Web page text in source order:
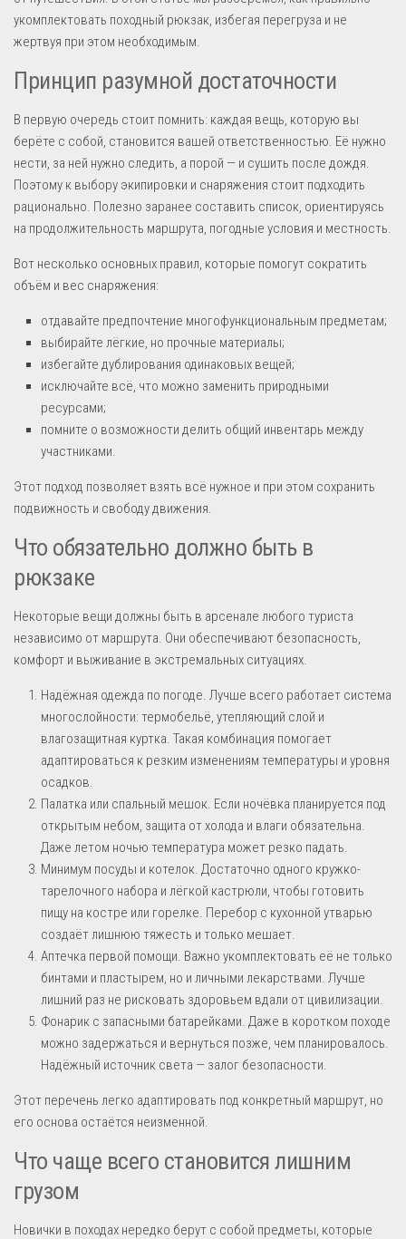
укомплектовать походный рюкзак, избегая перегруза и не
жертвуя при этом необходимым.
Принцип разумной достаточности
В первую очередь стоит помнить: каждая вещь, которую вы
берёте с собой, становится вашей ответственностью. Её нужно
нести, за ней нужно следить, а порой — и сушить после дождя.
Поэтому к выбору экипировки и снаряжения стоит подходить
рационально. Полезно заранее составить список, ориентируясь
на продолжительность маршрута, погодные условия и местность.
Вот несколько основных правил, которые помогут сократить
объём и вес снаряжения:
отдавайте предпочтение многофункциональным предметам;
выбирайте лёгкие, но прочные материалы;
избегайте дублирования одинаковых вещей;
исключайте всё, что можно заменить природными
ресурсами;
помните о возможности делить общий инвентарь между
участниками.
Этот подход позволяет взять всё нужное и при этом сохранить
подвижность и свободу движения.
Что обязательно должно быть в
рюкзаке
Некоторые вещи должны быть в арсенале любого туриста
независимо от маршрута. Они обеспечивают безопасность,
комфорт и выживание в экстремальных ситуациях.
Надёжная одежда по погоде. Лучше всего работает система
многослойности: термобельё, утепляющий слой и
влагозащитная куртка. Такая комбинация помогает
адаптироваться к резким изменениям температуры и уровня
осадков.
Палатка или спальный мешок. Если ночёвка планируется под
открытым небом, защита от холода и влаги обязательна.
Даже летом ночью температура может резко падать.
Минимум посуды и котелок. Достаточно одного кружко-
тарелочного набора и лёгкой кастрюли, чтобы готовить
пищу на костре или горелке. Перебор с кухонной утварью
создаёт лишнюю тяжесть и только мешает.
Аптечка первой помощи. Важно укомплектовать её не только
бинтами и пластырем, но и личными лекарствами. Лучше
лишний раз не рисковать здоровьем вдали от цивилизации.
Фонарик с запасными батарейками. Даже в коротком походе
можно задержаться и вернуться позже, чем планировалось.
Надёжный источник света — залог безопасности.
Этот перечень легко адаптировать под конкретный маршрут, но
его основа остаётся неизменной.
Что чаще всего становится лишним
грузом
Новички в походах нередко берут с собой предметы, которые